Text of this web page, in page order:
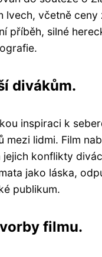
včetně ceny
příběh, silné
divákům.
inspiraci k
lidmi. Film
konflikty
jako láska,
publikum.
filmu.